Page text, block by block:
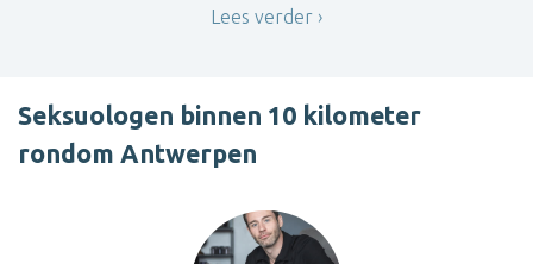
Lees verder
Seksuologen binnen 10 kilometer
rondom Antwerpen